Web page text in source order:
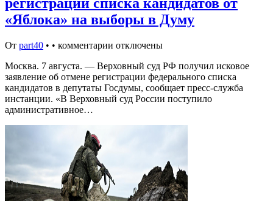
«Яблока» на выборы в Думу
От part40 • • комментарии отключены
Москва. 7 августа. — Верховный суд РФ получил исковое
заявление об отмене регистрации федерального списка
кандидатов в депутаты Госдумы, сообщает пресс-служба
инстанции. «В Верховный суд России поступило
административное…